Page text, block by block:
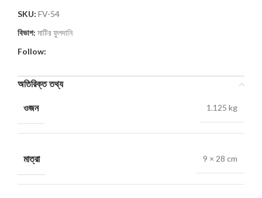
SKU: FV-54
বিভাগ: মাটির ফুলদানি
Follow:
অতিরিক্ত তথ্য
ওজন 1.125 kg
মাত্রা 9 × 28 cm